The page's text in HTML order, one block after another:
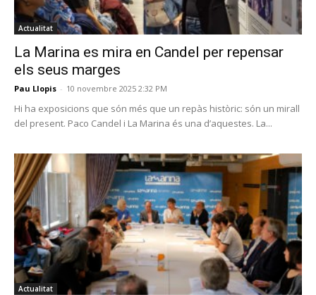
Actualitat
La Marina es mira en Candel per repensar
els seus marges
Pau Llopis - 10 novembre 2025 2:32 PM
Hi ha exposicions que són més que un repàs històric: són un mirall
del present. Paco Candel i La Marina és una d’aquestes. La...
Actualitat